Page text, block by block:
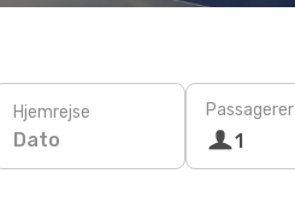
Hjemrejse
Dato
Passagerer
1